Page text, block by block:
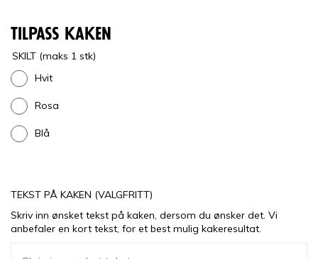
Tilpass kaken
SKILT (maks 1 stk)
Hvit
Rosa
Blå
TEKST PÅ KAKEN (VALGFRITT)
Skriv inn ønsket tekst på kaken, dersom du ønsker det. Vi
anbefaler en kort tekst, for et best mulig kakeresultat.